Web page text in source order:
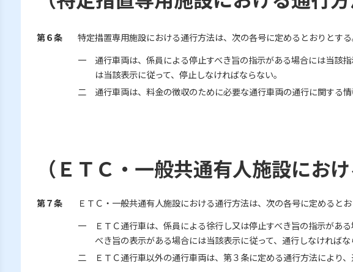
第６条
特定措置専用施設における通行方法は、次の各号に定めるとおりとする
一 通行車両は、係員による停止すべき旨の指示がある場合には当該
は当該表示に従って、停止しなければならない。
二 通行車両は、料金の徴収のために必要な通行車両の通行に関する
（ＥＴＣ・一般共通有人施設におけ
第７条
ＥＴＣ・一般共通有人施設における通行方法は、次の各号に定めるとお
一 ＥＴＣ通行車は、係員による徐行し又は停止すべき旨の指示があ
べき旨の表示がある場合には当該表示に従って、通行しなければな
二 ＥＴＣ通行車以外の通行車両は、第３条に定める通行方法により、